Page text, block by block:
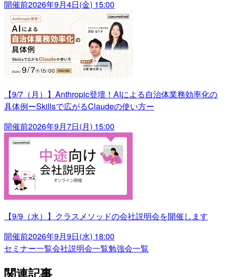
開催前2026年9月4日(金) 15:00
【9/7（月）】Anthropic登壇！AIによる自治体業務効率化の
具体例ーSkillsで広がるClaudeの使い方ー
開催前2026年9月7日(月) 15:00
【9/9（水）】クラスメソッドの会社説明会を開催します
開催前2026年9月9日(水) 18:00
セミナー一覧会社説明会一覧勉強会一覧
関連記事